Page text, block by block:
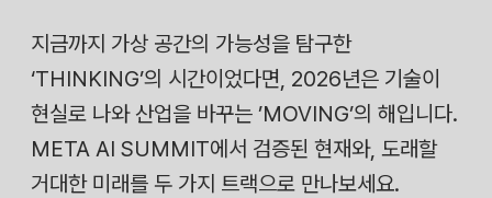
지금까지 가상 공간의 가능성을 탐구한
‘THINKING’의 시간이었다면, 2026년은 기술이
현실로 나와 산업을 바꾸는 ’MOVING’의 해입니다.
META AI SUMMIT에서 검증된 현재와, 도래할
거대한 미래를 두 가지 트랙으로 만나보세요.